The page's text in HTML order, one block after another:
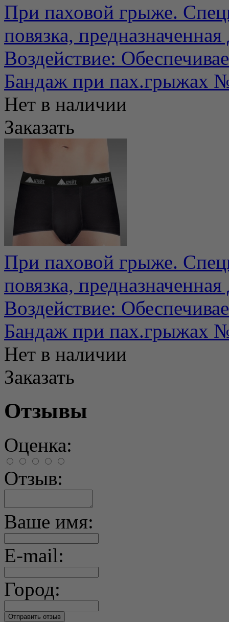
При паховой грыже.
повязка,
Воздействие:
Бандаж при пах.грыжах
Нет в наличии
Заказать
При паховой грыже.
повязка,
Воздействие:
Бандаж при пах.грыжах
Нет в наличии
Заказать
Отзывы
Оценка:
Отзыв:
Ваше имя:
E-mail:
Город: